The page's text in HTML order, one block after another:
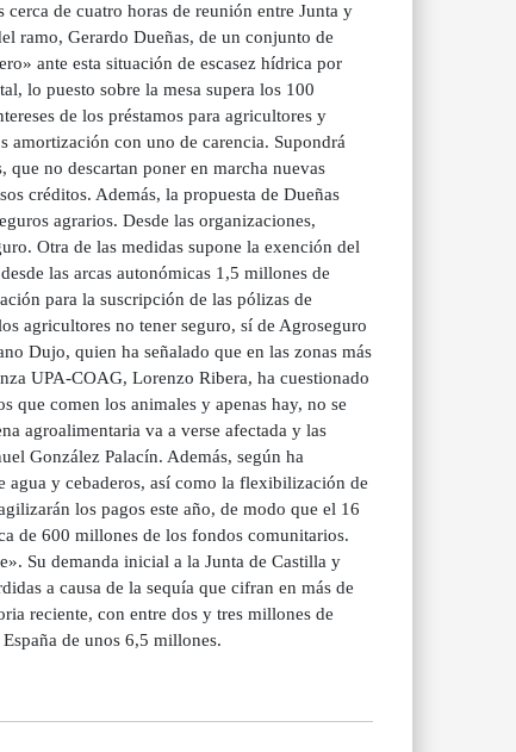
de cuatro horas de reunión entre Junta y
ramo, Gerardo Dueñas, de un conjunto de
ante esta situación de escasez hídrica por
lo puesto sobre la mesa supera los 100
de los préstamos para agricultores y
amortización con uno de carencia. Supondrá
no descartan poner en marcha nuevas
créditos. Además, la propuesta de Dueñas
agrarios. Desde las organizaciones,
Otra de las medidas supone la exención del
las arcas autonómicas 1,5 millones de
para la suscripción de las pólizas de
agricultores no tener seguro, sí de Agroseguro
Dujo, quien ha señalado que en las zonas más
UPA-COAG, Lorenzo Ribera, ha cuestionado
que comen los animales y apenas hay, no se
agroalimentaria va a verse afectada y las
González Palacín. Además, según ha
agua y cebaderos, así como la flexibilización de
los pagos este año, de modo que el 16
de 600 millones de los fondos comunitarios.
Su demanda inicial a la Junta de Castilla y
a causa de la sequía que cifran en más de
reciente, con entre dos y tres millones de
de unos 6,5 millones.